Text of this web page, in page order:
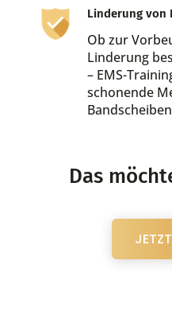
Linderung von
Ob zur
Linderung
– EMS-
schonende
Das